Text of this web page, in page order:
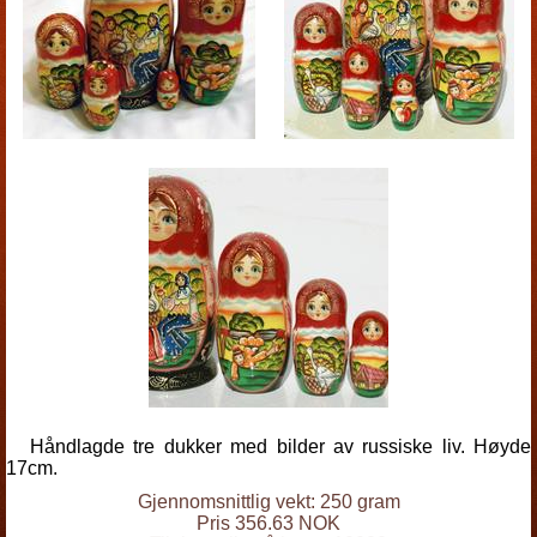
Håndlagde tre dukker med bilder av russiske liv. Høyde
17cm.
Gjennomsnittlig vekt: 250 gram
Pris 356.63 NOK